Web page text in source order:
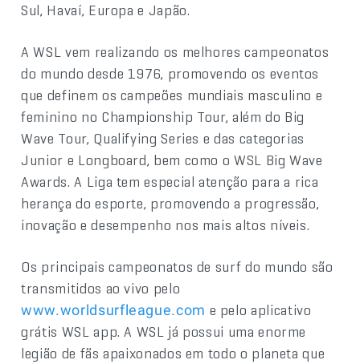
Sul, Havaí, Europa e Japão.
A WSL vem realizando os melhores campeonatos
do mundo desde 1976, promovendo os eventos
que definem os campeões mundiais masculino e
feminino no Championship Tour, além do Big
Wave Tour, Qualifying Series e das categorias
Junior e Longboard, bem como o WSL Big Wave
Awards. A Liga tem especial atenção para a rica
herança do esporte, promovendo a progressão,
inovação e desempenho nos mais altos níveis.
Os principais campeonatos de surf do mundo são
transmitidos ao vivo pelo
www.worldsurfleague.com e pelo aplicativo
grátis WSL app. A WSL já possui uma enorme
legião de fãs apaixonados em todo o planeta que